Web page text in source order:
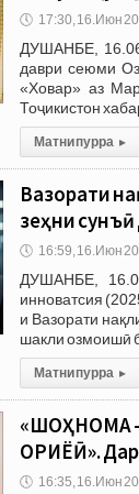
🕔 17:30, 16.Июн
ДУШАНБЕ,
даври сеюми
«Ховар» аз
Тоҷикистон
Матни пурра ▸
Вазорати
зеҳни
🕔 16:59, 16.Июн
ДУШАНБЕ,
инноватсия
и Вазорати
шакли озмоишӣ
Матни пурра ▸
«ШОҲНОМА
ОРИЁӢ».
🕔 16:35, 16.Июн